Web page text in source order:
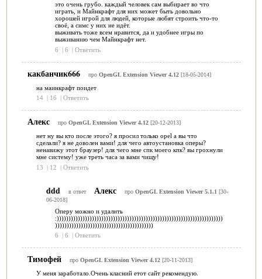
это очень грубо. каждый человек сам выбирает во что
играть, и Майнкрафт для них может быть довольно
хорошей игрой для людей, которые любят строить что-то
своё, а симс у них не идёт.
выживать тоже всем нравится, да и удобнее игры по
выживанию чем Майнкрафт нет.
6
| 6 | Ответить
какбанчик666 про OpenGL Extension Viewer 4.12[18-05-2014]
на маинкрафт поидет
14 | 16 | Ответить
Алекс про OpenGL Extension Viewer 4.12[20-12-2013]
нет ну вы кто после этого? я просил только opel а вы что
сделали? я не доволен вами! для чего автоустановка оперы?
ненавижу этот браузер! для чего мне спк моего кпк? вы грохнули
мне систему! уже треть часа за вами чищу!
13
| 12 | Ответить
ddd в ответ Алекс про OpenGL Extension Viewer 5.1.1 [30-
06-2018]
Оперу можно и удалить
:)))))))))))))))))))))))))))))))))))))))))))))))))))))))))))))))))))))))
))))))))))))))))))))))))))))))))))))))))))
6
| 6 | Ответить
Тимофей про OpenGL Extension Viewer 4.12[20-11-2013]
У меня заработало.Очень класний етот сайт рекомендую.